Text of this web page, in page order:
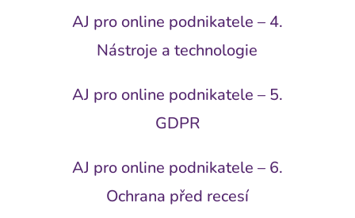
AJ pro online podnikatele – 4.
Nástroje a technologie
AJ pro online podnikatele – 5.
GDPR
AJ pro online podnikatele – 6.
Ochrana před recesí